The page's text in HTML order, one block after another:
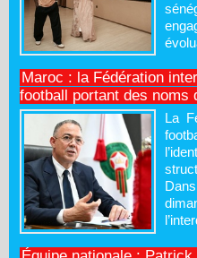
Maroc : la Fédération
football portant des noms
La